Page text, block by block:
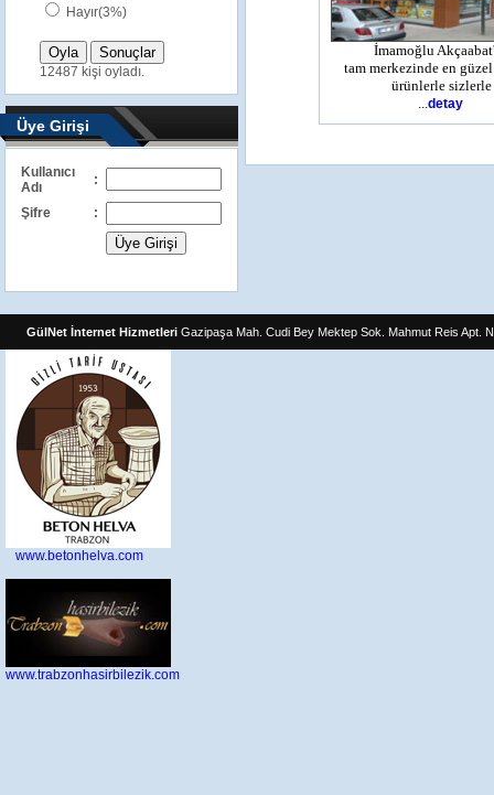
Hayır(3%)
12487 kişi oyladı.
Üye Girişi
Kullanıcı
Adı
:
Şifre :
İmamoğlu
tam merkezinde en
ürünlerle sizlerle
...detay
GülNet İnternet Hizmetleri Gazipaşa Mah. Cudi Bey Mektep Sok. Mahmut Reis
www.betonhelva.com
www.trabzonhasirbilezik.com